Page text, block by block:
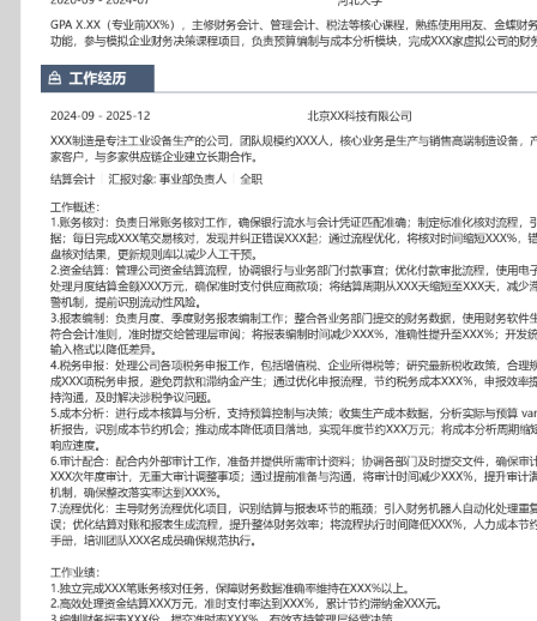
工作性质: 全职应聘职位: 结算会计期望工作地址: 北京期望薪资:
求职状态: 离职-随时到岗
工作经历
2024-09 -2025-12
XXX制造是专注工业设备生产的公司，团队规模约XXX人，核心业
造设备，产品服务于国内外超过XXX家客户，与多家供应链企业建
结算会计汇报对象：部门总监
工作概述：
1.账务核对：负责日常账务核对工作，确保银行流水与会计凭证匹
对流程，引入自动化工具扫描异常数据；每日完成XXX笔交易核对
起；通过流程优化，将核对时间缩短XXX%，错误率下降XXX%；定
规则库以减少人工干预。
2.资金结算：管理公司资金结算流程，协调银行与业务部门付款事宜
程，使用电子签批系统加快处理速度；处理月度结算金额XXX万元
款项；将结算周期从XXX天缩短至XXX天，减少滞纳金XXX元；建
识别流动性风险。